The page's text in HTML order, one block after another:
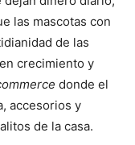
las mascotas con
de las
crecimiento y
donde el
accesorios y
de la casa.